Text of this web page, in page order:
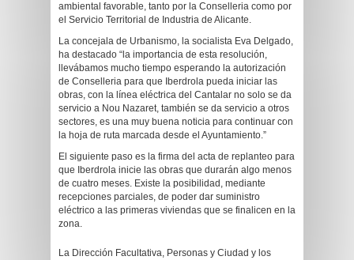
ambiental favorable, tanto por la Conselleria como por
el Servicio Territorial de Industria de Alicante.
La concejala de Urbanismo, la socialista Eva Delgado,
ha destacado “la importancia de esta resolución,
llevábamos mucho tiempo esperando la autorización
de Conselleria para que Iberdrola pueda iniciar las
obras, con la línea eléctrica del Cantalar no solo se da
servicio a Nou Nazaret, también se da servicio a otros
sectores, es una muy buena noticia para continuar con
la hoja de ruta marcada desde el Ayuntamiento.”
El siguiente paso es la firma del acta de replanteo para
que Iberdrola inicie las obras que durarán algo menos
de cuatro meses. Existe la posibilidad, mediante
recepciones parciales, de poder dar suministro
eléctrico a las primeras viviendas que se finalicen en la
zona.
La Dirección Facultativa, Personas y Ciudad y los